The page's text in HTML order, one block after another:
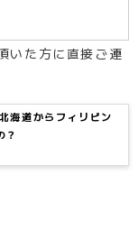
いた方に直接ご連
北海道からフィリピン
？